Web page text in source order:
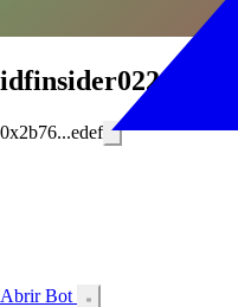
Abrir Bot
idfinsider0228
0x2b76...edef